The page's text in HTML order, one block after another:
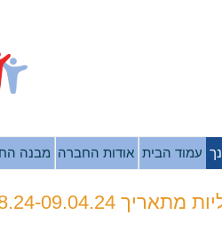
עמוד הבית אודות החברה מבנה
15.08.24-09.04.24